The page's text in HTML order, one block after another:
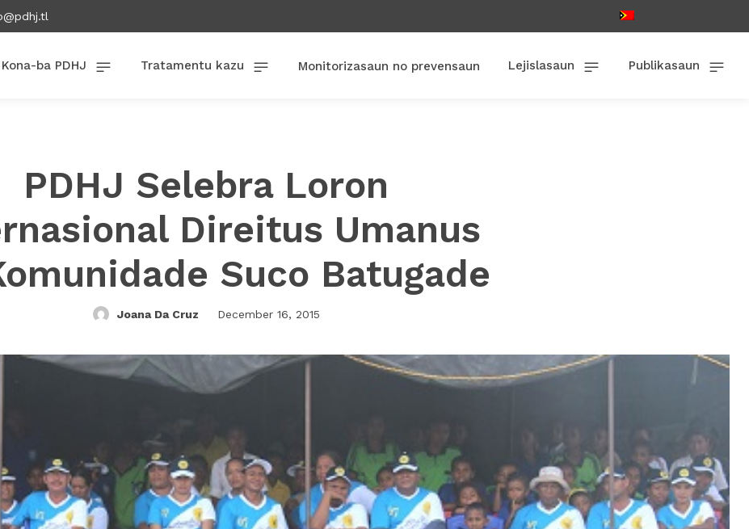
Kona-ba PDHJ Tratamentu kazu Monitorizasaun no prevensaun Lejislasaun Publikasaun
PDHJ Selebra Loron
Direitus Umanus
Suco Batugade
Joana Da Cruz December 16, 2015